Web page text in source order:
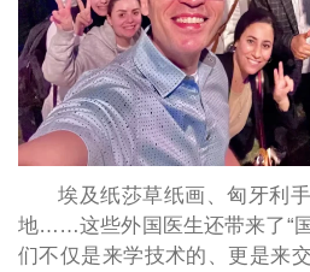
埃及纸莎草纸画、匈牙利
地……这些外国医生还带来了“
们不仅是来学技术的、更是来